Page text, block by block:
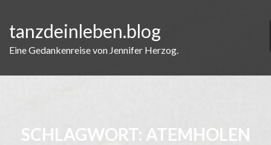
content
tanzdeinleben.blog
Eine Gedankenreise von Jennifer Herzog.
SCHLAGWORT: ATEMHOLEN